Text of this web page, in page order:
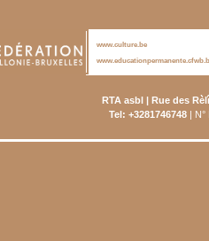
www.culture.be
RTA asbl | Rue des
Tel: +3281746748| N°